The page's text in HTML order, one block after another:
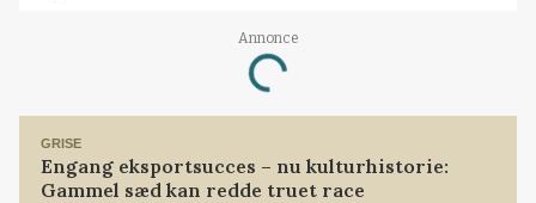
Annonce
Loading...
GRISE
Engang eksportsucces – nu kulturhistorie:
Gammel sæd kan redde truet race